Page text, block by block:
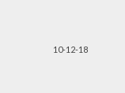
10-12-18